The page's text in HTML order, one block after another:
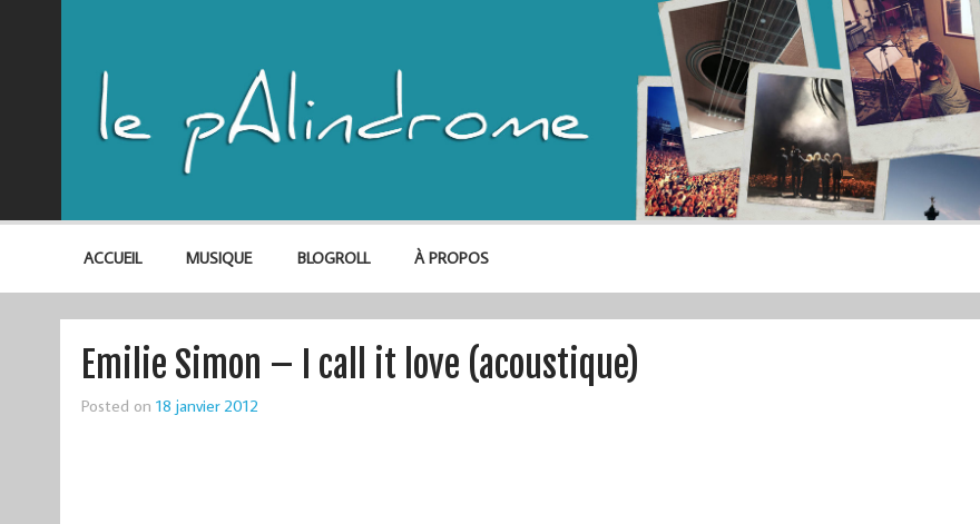
ACCUEIL MUSIQUE BLOGROLL À PROPOS
Emilie Simon – I call it love (acoustique)
Posted on 18 janvier 2012